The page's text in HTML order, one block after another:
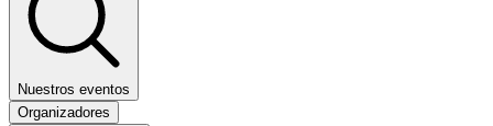
Nuestros eventos
Organizadores